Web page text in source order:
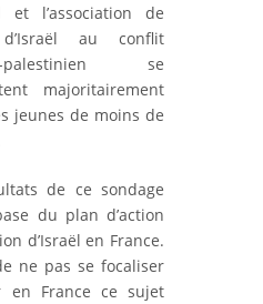
et l’association de
d’Israël au conflit
palestinien se
majoritairement
jeunes de moins de
de ce sondage
du plan d’action
d’Israël en France.
ne pas se focaliser
France ce sujet